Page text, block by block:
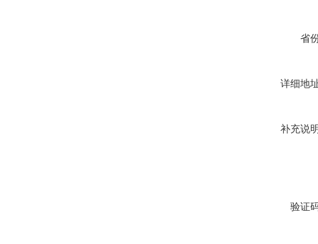
省
详细地
补充说
验证